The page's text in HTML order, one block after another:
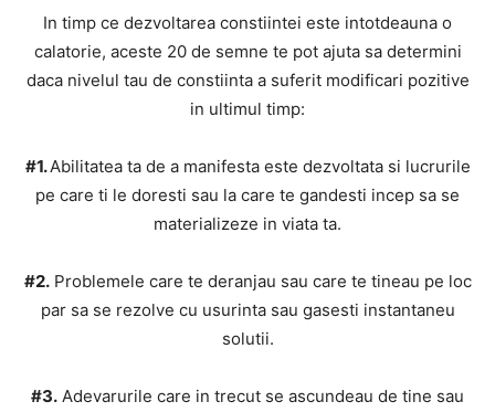
In timp ce dezvoltarea constiintei este intotdeauna o
calatorie, aceste 20 de semne te pot ajuta sa determini
daca nivelul tau de constiinta a suferit modificari pozitive
in ultimul timp:
#1.Abilitatea ta de a manifesta este dezvoltata si lucrurile
pe care ti le doresti sau la care te gandesti incep sa se
materializeze in viata ta.
#2.Problemele care te deranjau sau care te tineau pe loc
par sa se rezolve cu usurinta sau gasesti instantaneu
solutii.
#3. Adevarurile care in trecut se ascundeau de tine sau